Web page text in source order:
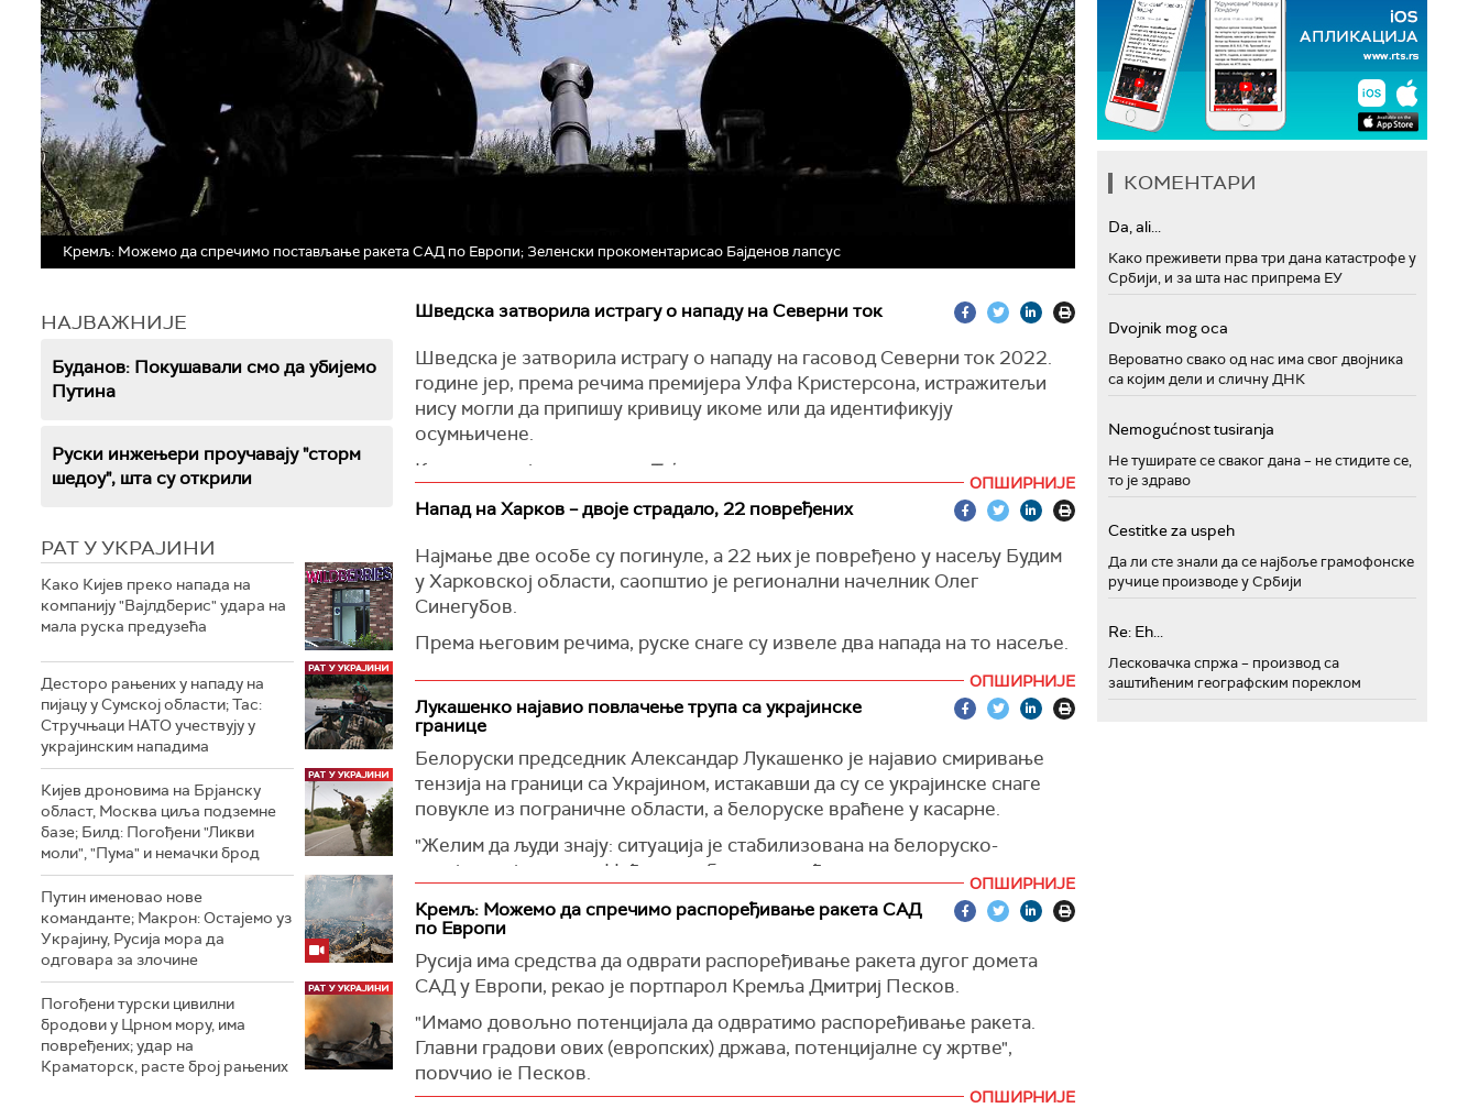
Кремљ: Можемо да спречимо постављање ракета САД по Европи; Зеленски прокоментарисао Бајденов лапсус
НАЈВАЖНИЈЕ
Буданов: Покушавали смо да убијемо
Путина
Руски инжењери проучавају "сторм
шедоу", шта су открили
РАТ У УКРАЈИНИ
Како Кијев преко напада на
компанију "Вајлдберис" удара на
мала руска предузећа
Десторо рањених у нападу на
пијацу у Сумској области; Тас:
Стручњаци НАТО учествују у
украјинским нападима
Кијев дроновима на Брјанску
област, Москва циља подземне
базе; Билд: Погођени "Ликви
моли", "Пума" и немачки брод
Путин именовао нове
команданте; Макрон: Остајемо уз
Украјину, Русија мора да
одговара за злочине
Погођени турски цивилни
бродови у Црном мору, има
повређених; удар на
Краматорск, расте број рањених
Шведска затворила истрагу о нападу на Северни ток
Шведска је затворила истрагу о нападу на гасовод Северни ток 2022.
године јер, према речима премијера Улфа Кристерсона, истражитељи
нису могли да припишу кривицу икоме или да идентификују
осумњичене.
Кристерсон је за магазин
Тајм
истраге, али је додао да је истрага затворена.
економској зони. Истрага је урађена на прилично традиционалан начин,
и закључено је да нису могли никога да окриве за ово. Нису имали
довољно доказа. Тако да је за нас случај затворен", поручио је
Кристерсон.
Кристерсон тврди и да је Шведска била на мети Русије, нарочито у
области сајбер напада.
"Шведска бележи много покушаја, посебно сајбер напада, као и
покушаје ширења дезинформација и лажних наратива. Приметили смо
да је Шведска помињана у тим плановима, али још нису забележене
конкретне активности. Свесни смо да Шведска може бити мета за такве
Гасоводи Северни ток 1 и 2, који транспортују гас испод Балтичког
мора, оштећени су са више експлозија у шведској и данској економској
зони у септембру 2022. године. Данска полиција затворила је у
фебруару истрагу о саботажи Северног тока, што је Кремљ оштро
критковао.
(Танјуг)
ОПШИРНИЈЕ
Напад на Харков – двоје страдало, 22 повређених
Најмање две особе су погинуле, а 22 њих је повређено у насељу Будим
у Харковској области, саопштио је регионални начелник Олег
Синегубов.
Према његовим речима, руске снаге су извеле два напада на то насеље.
(Ukrinform)
ОПШИРНИЈЕ
Лукашенко најавио повлачење трупа са украјинске
границе
Белоруски председник Александар Лукашенко је најавио смиривање
тензија на граници са Украјином, истакавши да су се украјинске снаге
повукле из пограничне области, а белоруске враћене у касарне.
"Желим да људи знају: ситуација је стабилизована на белоруско-
украјинској граници. Нећемо се борити и нећемо концентрисати наше
оружане снаге овде, осим снага за специјалне операције", рекао је
белоруски лидер.
Нагласио је да тренутно нема компликација са Украјином и додао да се
нада да их неће бити ни у будућности, преноси агенцијаБелта
(Танјуг)
ОПШИРНИЈЕ
Кремљ: Можемо да спречимо распоређивање ракета САД
по Европи
Русија има средства да одврати распоређивање ракета дугог домета
САД у Европи, рекао је портпарол Кремља Дмитриј Песков.
"Имамо довољно потенцијала да одвратимо распоређивање ракета.
Главни градови ових (европских) држава, потенцијалне су жртве",
поручио је Песков.
ОПШИРНИЈЕ
КОМЕНТАРИ
Da, ali...
Како преживети прва три дана катастрофе у
Србији, и за шта нас припрема ЕУ
Dvojnik mog oca
Вероватно свако од нас има свог двојника
са којим дели и сличну ДНК
Nemogućnost tusiranja
Не туширате се сваког дана – не стидите се,
то је здраво
Cestitke za uspeh
Да ли сте знали да се најбоље грамофонске
ручице производе у Србији
Re: Eh...
Лесковачка спржа – производ са
заштићеним географским пореклом